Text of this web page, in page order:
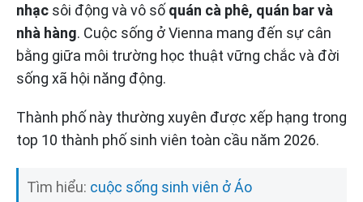
nhạc sôi động và vô số quán cà phê, quán bar và
nhà hàng. Cuộc sống ở Vienna mang đến sự cân
bằng giữa môi trường học thuật vững chắc và đời
sống xã hội năng động.
Thành phố này thường xuyên được xếp hạng trong
top 10 thành phố sinh viên toàn cầu năm 2026.
Tìm hiểu: cuộc sống sinh viên ở Áo